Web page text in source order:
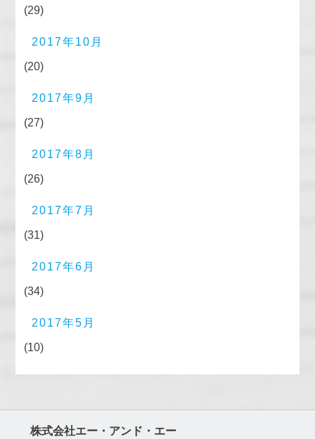
(29)
2017年10月
(20)
2017年9月
(27)
2017年8月
(26)
2017年7月
(31)
2017年6月
(34)
2017年5月
(10)
株式会社エー・アンド・エー